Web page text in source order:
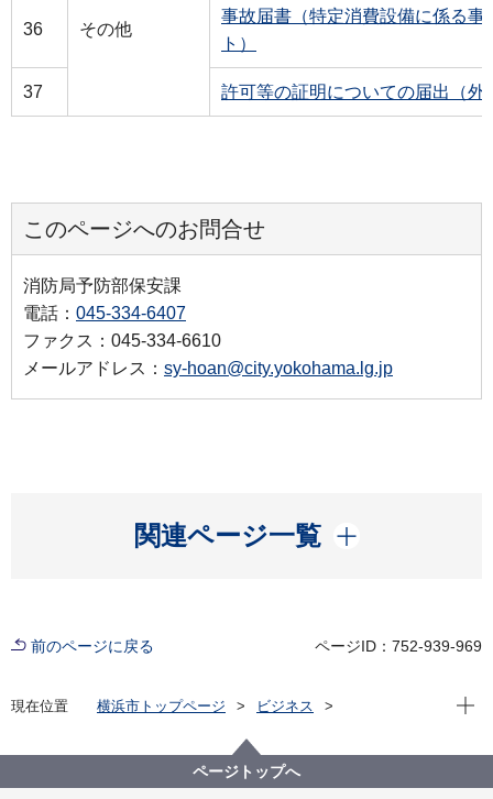
その他
36
事故届書（特定消費設備に係る事
ト）
37 許可等の証明についての届出（外
このページへのお問合せ
消防局予防部保安課
電話： 045-334-6407
ファクス：045-334-6610
メールアドレス： sy-hoan@city.yokohama.lg.jp
関連ページ一覧
開く
前のページに戻る ページID：752-939-969
現在位置 横浜市トップページ
ビジネス
液化石油ガス法(ＬＰ法)関係
液化石油ガス法に関する電子申請
現在
ページトップへ